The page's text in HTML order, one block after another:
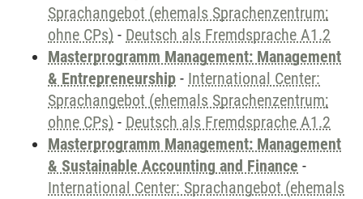
Sprachangebot (ehemals Sprachenzentrum;
ohne CPs) - Deutsch als Fremdsprache A1.2
Masterprogramm Management: Management
& Entrepreneurship - International Center:
Sprachangebot (ehemals Sprachenzentrum;
ohne CPs) - Deutsch als Fremdsprache A1.2
Masterprogramm Management: Management
& Sustainable Accounting and Finance -
International Center: Sprachangebot (ehemals